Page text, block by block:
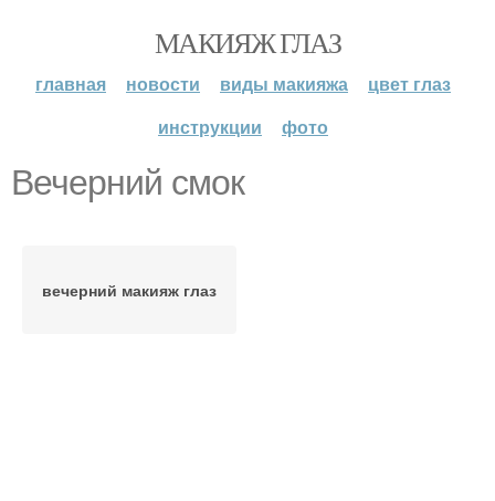
МАКИЯЖ ГЛАЗ
главная новости виды макияжа
цвет глаз
инструкции
фото
Вечерний смок
вечерний макияж глаз